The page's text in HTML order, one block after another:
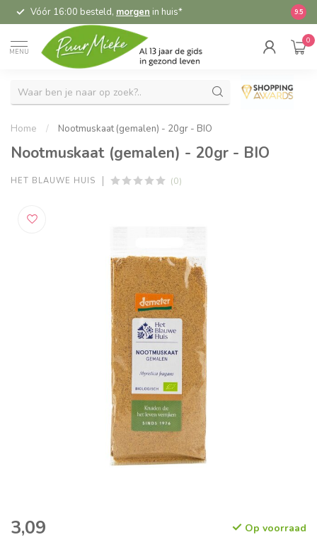
Vóór 16:00 besteld, morgen in huis* 9.5
MENU
0
Home / Nootmuskaat (gemalen) - 20gr - BIO
Nootmuskaat (gemalen) - 20gr - BIO
HET BLAUWE HUIS (0)
3,09 Op voorraad